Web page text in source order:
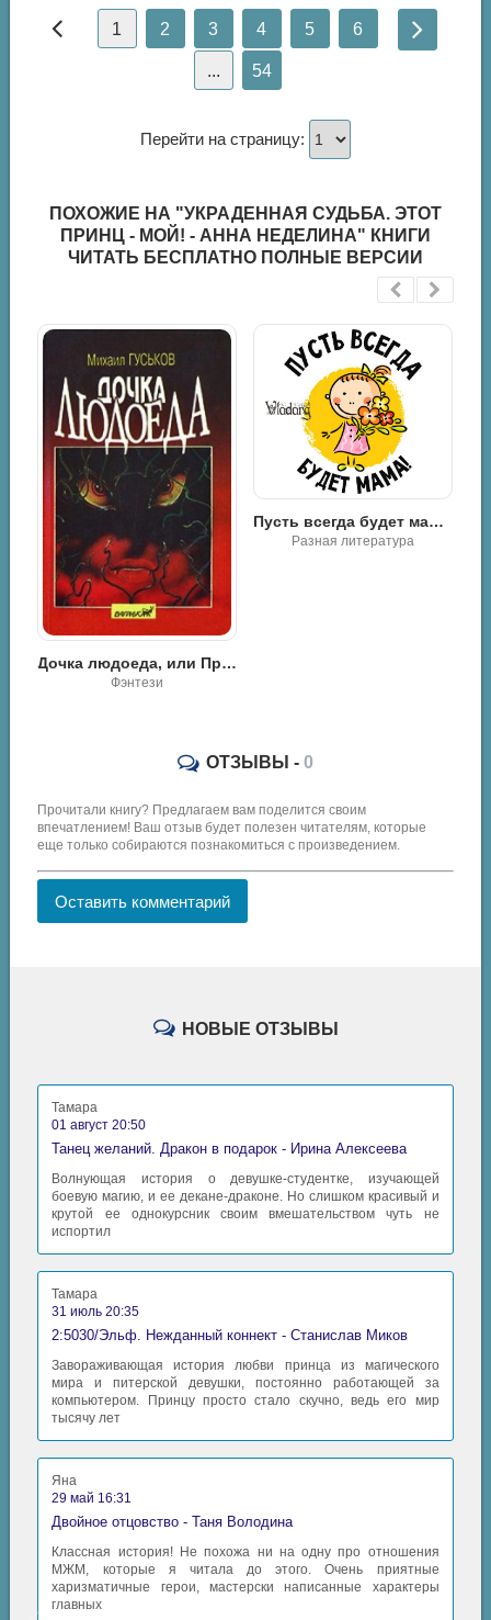
1 2 3 4 5 6
... 54
Перейти на страницу:
ПОХОЖИЕ НА "УКРАДЕННАЯ СУДЬБА. ЭТОТ
ПРИНЦ - МОЙ! - АННА НЕДЕЛИНА" КНИГИ
ЧИТАТЬ БЕСПЛАТНО ПОЛНЫЕ ВЕРСИИ
Дочка людоеда, или Приключения Недобежкина [Книга 1] - Михаил Гуськов
Фэнтези
Пусть всегда будет мама - Vladarg Delsat
Разная литература
ОТЗЫВЫ - 0
Прочитали книгу? Предлагаем вам поделится своим
впечатлением! Ваш отзыв будет полезен читателям, которые
еще только собираются познакомиться с произведением.
Оставить комментарий
НОВЫЕ ОТЗЫВЫ
Тамара
01 август 20:50
Танец желаний. Дракон в подарок - Ирина Алексеева
Волнующая история о девушке-студентке, изучающей
боевую магию, и ее декане-драконе. Но слишком красивый и
крутой ее однокурсник своим вмешательством чуть не
испортил
Тамара
31 июль 20:35
2:5030/Эльф. Нежданный коннект - Станислав Миков
Завораживающая история любви принца из магического
мира и питерской девушки, постоянно работающей за
компьютером. Принцу просто стало скучно, ведь его мир
тысячу лет
Яна
29 май 16:31
Двойное отцовство - Таня Володина
Классная история! Не похожа ни на одну про отношения
МЖМ, которые я читала до этого. Очень приятные
харизматичные герои, мастерски написанные характеры
главных